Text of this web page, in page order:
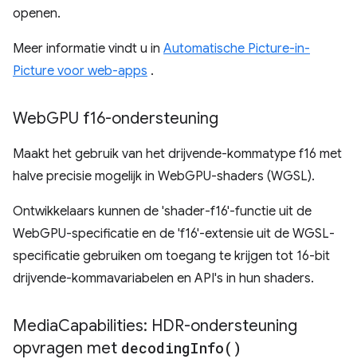
openen.
Meer informatie vindt u in Automatische Picture-in-
Picture voor web-apps .
WebGPU f16-ondersteuning
Maakt het gebruik van het drijvende-kommatype f16 met
halve precisie mogelijk in WebGPU-shaders (WGSL).
Ontwikkelaars kunnen de 'shader-f16'-functie uit de
WebGPU-specificatie en de 'f16'-extensie uit de WGSL-
specificatie gebruiken om toegang te krijgen tot 16-bit
drijvende-kommavariabelen en API's in hun shaders.
MediaCapabilities: HDR-ondersteuning
opvragen met decodingInfo( )